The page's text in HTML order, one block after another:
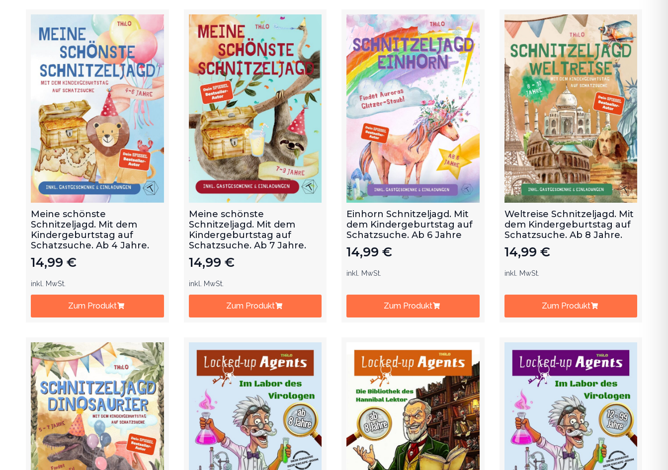
Meine schönste
Schnitzeljagd. Mit dem
Kindergeburtstag auf
Schatzsuche. Ab 4 Jahre.
14,99 €
inkl. MwSt.
Zum Produkt
Meine schönste
Schnitzeljagd. Mit dem
Kindergeburtstag auf
Schatzsuche. Ab 7 Jahre.
14,99 €
inkl. MwSt.
Zum Produkt
Einhorn Schnitzeljagd. Mit
dem Kindergeburtstag auf
Schatzsuche. Ab 6 Jahre
14,99 €
inkl. MwSt.
Zum Produkt
Weltreise Schnitzeljagd. Mit
dem Kindergeburtstag auf
Schatzsuche. Ab 8 Jahre.
14,99 €
inkl. MwSt.
Zum Produkt